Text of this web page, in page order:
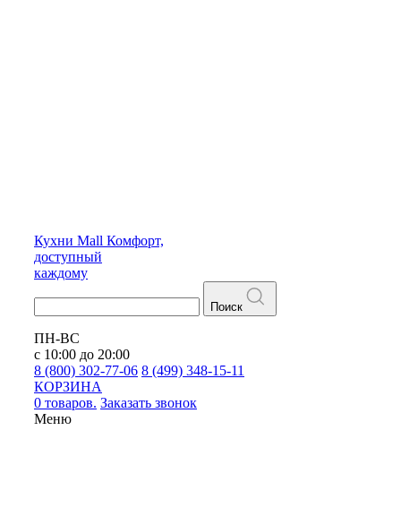
Кухни Mall Комфорт,
доступный
каждому
Поиск
ПН-ВС
с 10:00 до 20:00
8 (800) 302-77-06 8 (499) 348-15-11
КОРЗИНА
0 товаров. Заказать звонок
Меню